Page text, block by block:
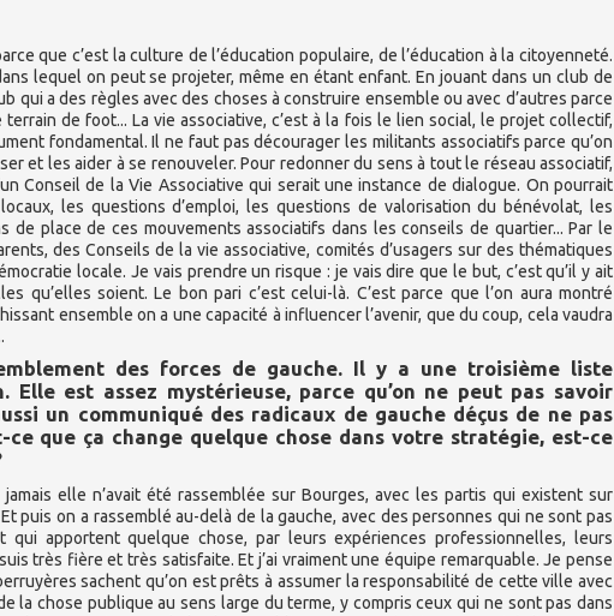
que c’est la culture de l’éducation populaire, de l’éducation à la citoyenneté.
lequel on peut se projeter, même en étant enfant. En jouant dans un club de
qui a des règles avec des choses à construire ensemble ou avec d’autres parce
de foot... La vie associative, c’est à la fois le lien social, le projet collectif,
fondamental. Il ne faut pas décourager les militants associatifs parce qu’on
et les aider à se renouveler. Pour redonner du sens à tout le réseau associatif,
Conseil de la Vie Associative qui serait une instance de dialogue. On pourrait
les questions d’emploi, les questions de valorisation du bénévolat, les
de place de ces mouvements associatifs dans les conseils de quartier... Par le
des Conseils de la vie associative, comités d’usagers sur des thématiques
locale. Je vais prendre un risque : je vais dire que le but, c’est qu’il y ait
qu’elles soient. Le bon pari c’est celui-là. C’est parce que l’on aura montré
ensemble on a une capacité à influencer l’avenir, que du coup, cela vaudra
des forces de gauche. Il y a une troisième liste
Elle est assez mystérieuse, parce qu’on ne peut pas savoir
un communiqué des radicaux de gauche déçus de ne pas
que ça change quelque chose dans votre stratégie, est-ce
elle n’avait été rassemblée sur Bourges, avec les partis qui existent sur
puis on a rassemblé au-delà de la gauche, avec des personnes qui ne sont pas
apportent quelque chose, par leurs expériences professionnelles, leurs
très fière et très satisfaite. Et j’ai vraiment une équipe remarquable. Je pense
sachent qu’on est prêts à assumer la responsabilité de cette ville avec
la chose publique au sens large du terme, y compris ceux qui ne sont pas dans